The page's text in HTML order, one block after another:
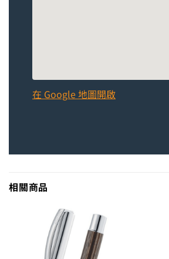
在 Google 地圖開啟
相關商品